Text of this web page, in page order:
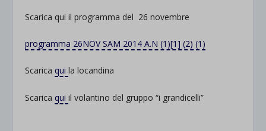
Scarica qui il programma del 26 novembre
programma 26NOV SAM 2014 A.N (1)[1] (2) (1)
Scaricaquila locandina
Scaricaquiil volantino del gruppo “i grandicelli”